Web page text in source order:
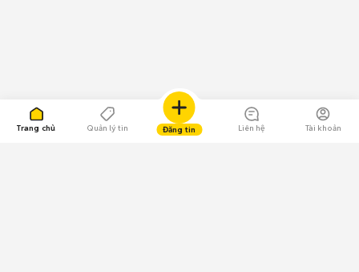
Trang chủ Quản lý tin Đăng tin Liên hệ Tài khoản